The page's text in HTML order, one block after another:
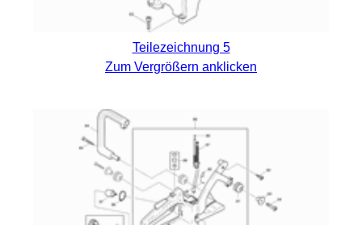
Teilezeichnung 5
Zum Vergrößern anklicken